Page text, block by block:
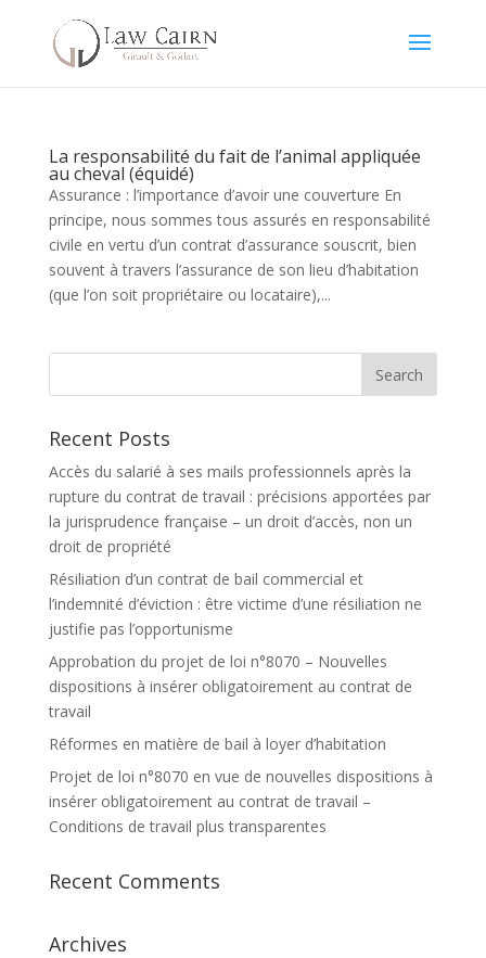
La responsabilité du fait de l’animal appliquée
au cheval (équidé)
Assurance : l’importance d’avoir une couverture En
principe, nous sommes tous assurés en responsabilité
civile en vertu d’un contrat d’assurance souscrit, bien
souvent à travers l’assurance de son lieu d’habitation
(que l’on soit propriétaire ou locataire),...
Recent Posts
Accès du salarié à ses mails professionnels après la
rupture du contrat de travail : précisions apportées par
la jurisprudence française – un droit d’accès, non un
droit de propriété
Résiliation d’un contrat de bail commercial et
l’indemnité d’éviction : être victime d’une résiliation ne
justifie pas l’opportunisme
Approbation du projet de loi n°8070 – Nouvelles
dispositions à insérer obligatoirement au contrat de
travail
Réformes en matière de bail à loyer d’habitation
Projet de loi n°8070 en vue de nouvelles dispositions à
insérer obligatoirement au contrat de travail –
Conditions de travail plus transparentes
Recent Comments
Archives